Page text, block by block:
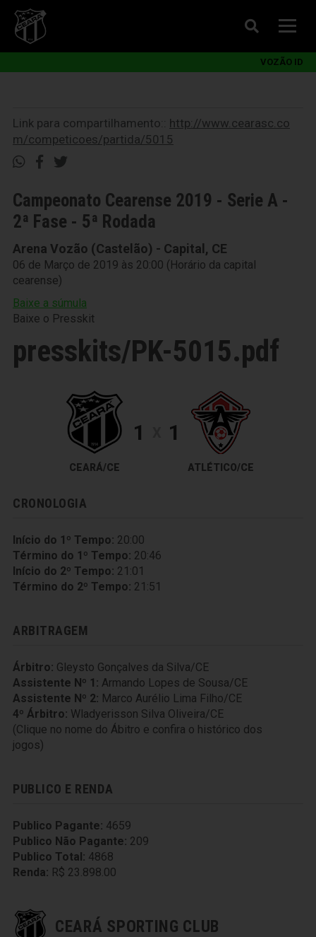
VOZÃO ID
Link para compartilhamento:: http://www.cearasc.co
m/competicoes/partida/5015
Campeonato Cearense 2019 - Serie A -
2ª Fase - 5ª Rodada
Arena Vozão (Castelão) - Capital, CE
06 de Março de 2019 às 20:00 (Horário da capital
cearense)
Baixe a súmula
Baixe o Presskit
presskits/PK-5015.pdf
CEARÁ/CE
1 1
ATLÉTICO/CE
CRONOLOGIA
Início do 1º Tempo: 20:00
Término do 1º Tempo: 20:46
Início do 2º Tempo: 21:01
Término do 2º Tempo: 21:51
ARBITRAGEM
Árbitro: Gleysto Gonçalves da Silva/CE
Assistente Nº 1: Armando Lopes de Sousa/CE
Assistente Nº 2: Marco Aurélio Lima Filho/CE
4º Árbitro: Wladyerisson Silva Oliveira/CE
(Clique no nome do Ábitro e confira o histórico dos
jogos)
PUBLICO E RENDA
Publico Pagante: 4659
Publico Não Pagante: 209
Publico Total: 4868
Renda: R$ 23.898.00
CEARÁ SPORTING CLUB